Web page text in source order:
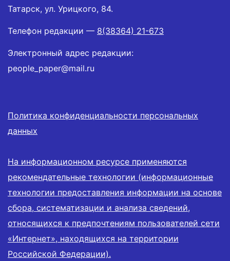
Татарск, ул. Урицкого, 84.
Телефон редакции — 8(38364) 21-673
Электронный адрес редакции:
people_paper@mail.ru
Политика конфиденциальности персональных
данных
На информационном ресурсе применяются
рекомендательные технологии (информационные
технологии предоставления информации на основе
сбора, систематизации и анализа сведений,
относящихся к предпочтениям пользователей сети
«Интернет», находящихся на территории
Российской Федерации).